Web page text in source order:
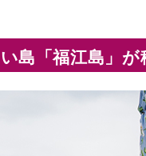
島「福江島」